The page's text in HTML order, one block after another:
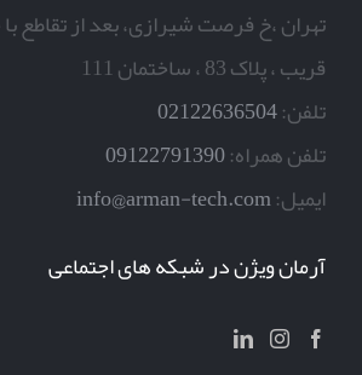
تهران ،خ فرصت شیرازی، بعد از تقاطع
قریب ، پلاک 83 ، ساختمان 111
تلفن:02122636504
تلفن همراه:09122791390
ایمیل:info@arman-tech.com
آرمان ویژن در شبکه های اجتماعی